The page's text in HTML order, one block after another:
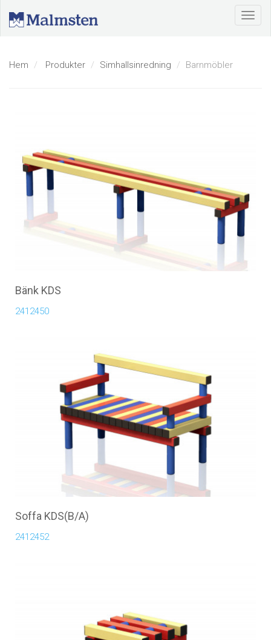
Hem Produkter Simhallsinredning Barnmöbler
Bänk KDS
2412450
Soffa KDS(B/A)
2412452